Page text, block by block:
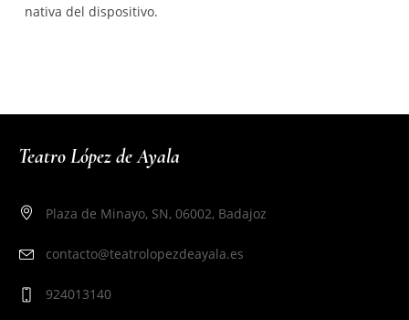
nativa del dispositivo.
Teatro López de Ayala
Plaza de Minayo, SN, 06002, Badajoz
contacto@teatrolopezdeayala.es
924013140